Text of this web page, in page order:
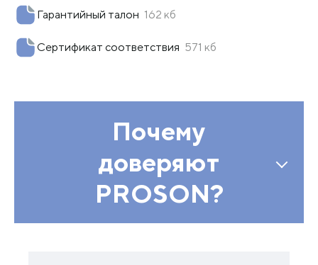
Гарантийный талон 162 кб
Сертификат соответствия 571 кб
Почему
доверяют
PROSON?